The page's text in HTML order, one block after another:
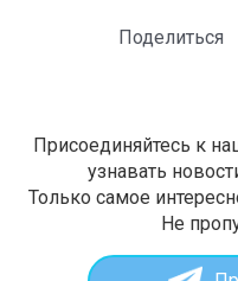
Поделиться
Присоединяйтесь к
узнавать
Только самое
Не